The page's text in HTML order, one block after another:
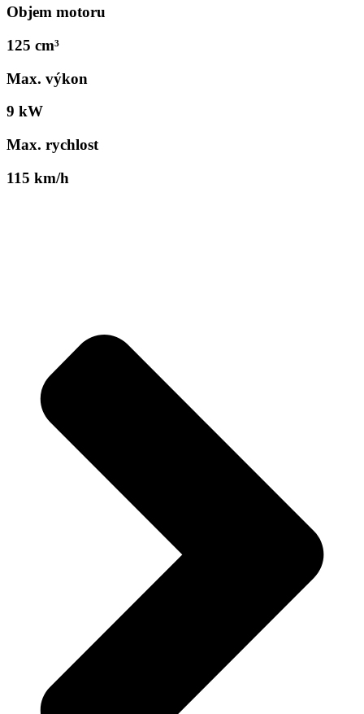
Objem motoru
125 cm³
Max. výkon
9 kW
Max. rychlost
115 km/h